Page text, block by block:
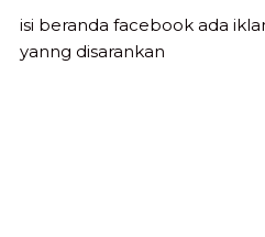
isi beranda facebook ada
yanng disarankan